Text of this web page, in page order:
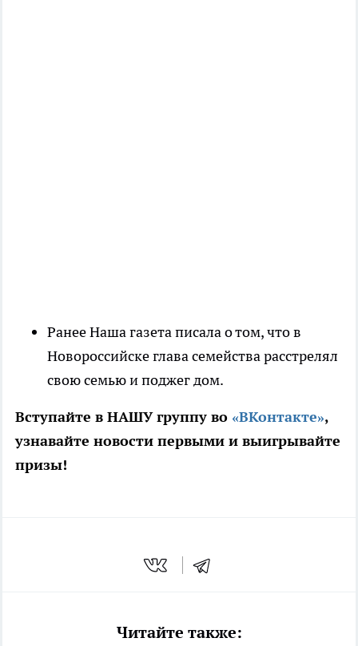
Ранее Наша газета писала о том, что в
Новороссийске глава семейства расстрелял
свою семью и поджег дом.
Вступайте в НАШУ группу во «ВКонтакте»,
узнавайте новости первыми и выигрывайте
призы!
Читайте также: